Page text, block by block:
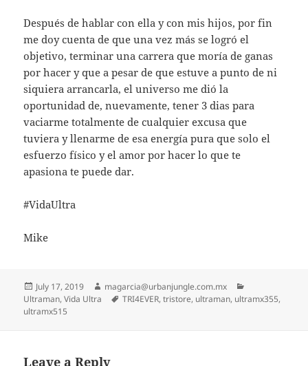
Después de hablar con ella y con mis hijos, por fin
me doy cuenta de que una vez más se logró el
objetivo, terminar una carrera que moría de ganas
por hacer y que a pesar de que estuve a punto de ni
siquiera arrancarla, el universo me dió la
oportunidad de, nuevamente, tener 3 dias para
vaciarme totalmente de cualquier excusa que
tuviera y llenarme de esa energía pura que solo el
esfuerzo físico y el amor por hacer lo que te
apasiona te puede dar.
#VidaUltra
Mike
Posted
on
July 17, 2019 Author
magarcia@urbanjungle.com.mx
Ultraman,Vida Ultra Tags
TRI4EVER,tristore, ultraman, ultramx355,
ultramx515
Leave a Reply